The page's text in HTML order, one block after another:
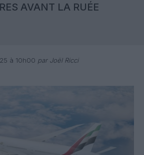
AVANT LA RUÉE
à 10h00 par Joël Ricci